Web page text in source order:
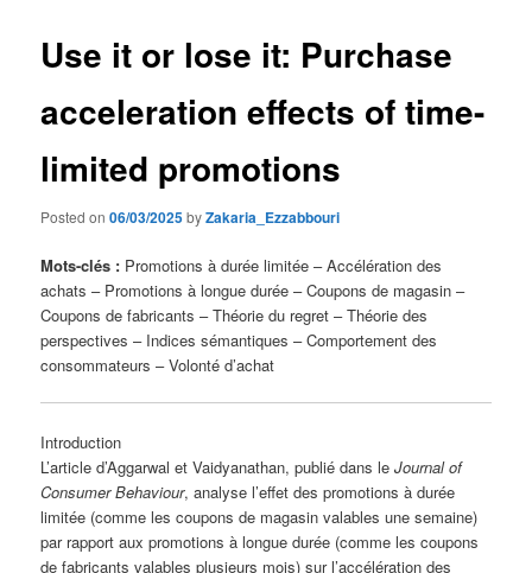
Use it or lose it: Purchase
acceleration effects of time-
limited promotions
Posted on06/03/2025byZakaria_Ezzabbouri
Mots-clés : Promotions à durée limitée – Accélération des
achats – Promotions à longue durée – Coupons de magasin –
Coupons de fabricants – Théorie du regret – Théorie des
perspectives – Indices sémantiques – Comportement des
consommateurs – Volonté d’achat
Introduction
L’article d’Aggarwal et Vaidyanathan, publié dans leJournal of
Consumer Behaviour, analyse l’effet des promotions à durée
limitée (comme les coupons de magasin valables une semaine)
par rapport aux promotions à longue durée (comme les coupons
de fabricants valables plusieurs mois) sur l’accélération des